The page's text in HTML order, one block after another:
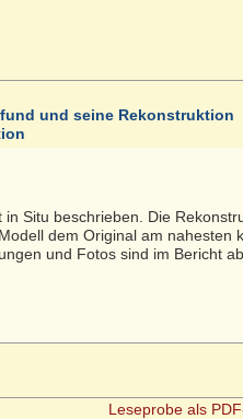
und seine Rekonstruktion
Situ beschrieben. Die
dem Original am nahesten
und Fotos sind im Bericht
Leseprobe als